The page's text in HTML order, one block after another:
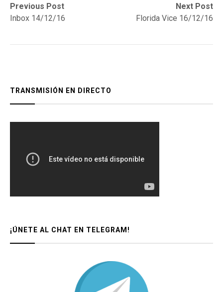
Navegación
de
Previous Post
Previous
post:Inbox 14/12/16
Next Post
Next
post:
Florida Vice 16/12/16
TRANSMISIÓN EN DIRECTO
¡ÚNETE AL CHAT EN TELEGRAM!